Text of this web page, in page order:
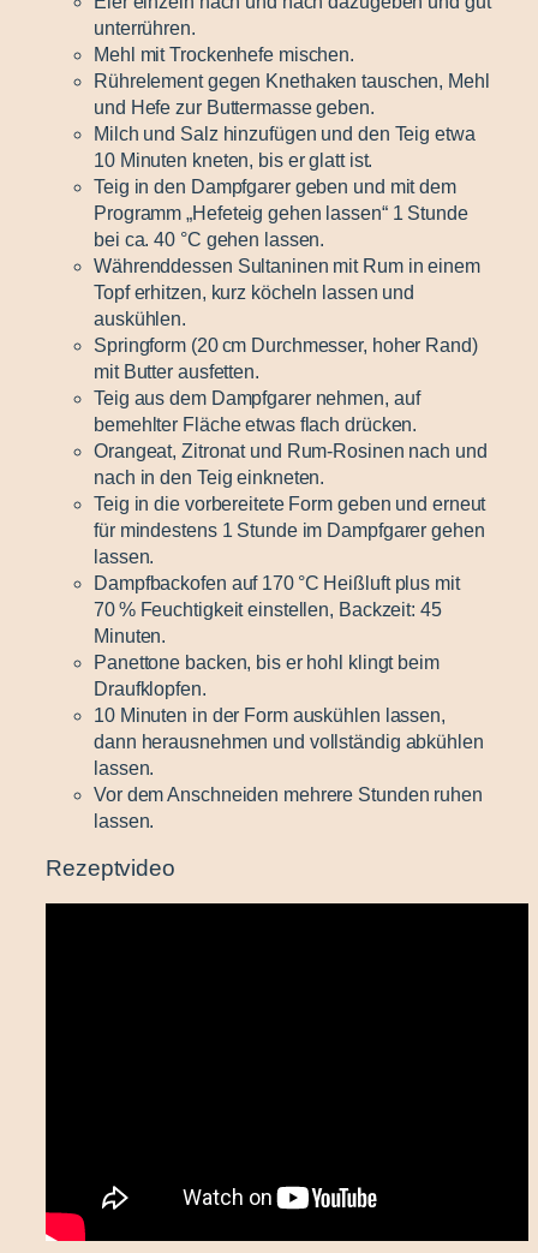
unterrühren.
Mehl mit Trockenhefe mischen.
Rührelement gegen Knethaken tauschen, Mehl
und Hefe zur Buttermasse geben.
Milch und Salz hinzufügen und den Teig etwa
10 Minuten kneten, bis er glatt ist.
Teig in den Dampfgarer geben und mit dem
Programm „Hefeteig gehen lassen“ 1 Stunde
bei ca. 40 °C gehen lassen.
Währenddessen Sultaninen mit Rum in einem
Topf erhitzen, kurz köcheln lassen und
auskühlen.
Springform (20 cm Durchmesser, hoher Rand)
mit Butter ausfetten.
Teig aus dem Dampfgarer nehmen, auf
bemehlter Fläche etwas flach drücken.
Orangeat, Zitronat und Rum-Rosinen nach und
nach in den Teig einkneten.
Teig in die vorbereitete Form geben und erneut
für mindestens 1 Stunde im Dampfgarer gehen
lassen.
Dampfbackofen auf 170 °C Heißluft plus mit
70 % Feuchtigkeit einstellen, Backzeit: 45
Minuten.
Panettone backen, bis er hohl klingt beim
Draufklopfen.
10 Minuten in der Form auskühlen lassen,
dann herausnehmen und vollständig abkühlen
lassen.
Vor dem Anschneiden mehrere Stunden ruhen
lassen.
Rezeptvideo